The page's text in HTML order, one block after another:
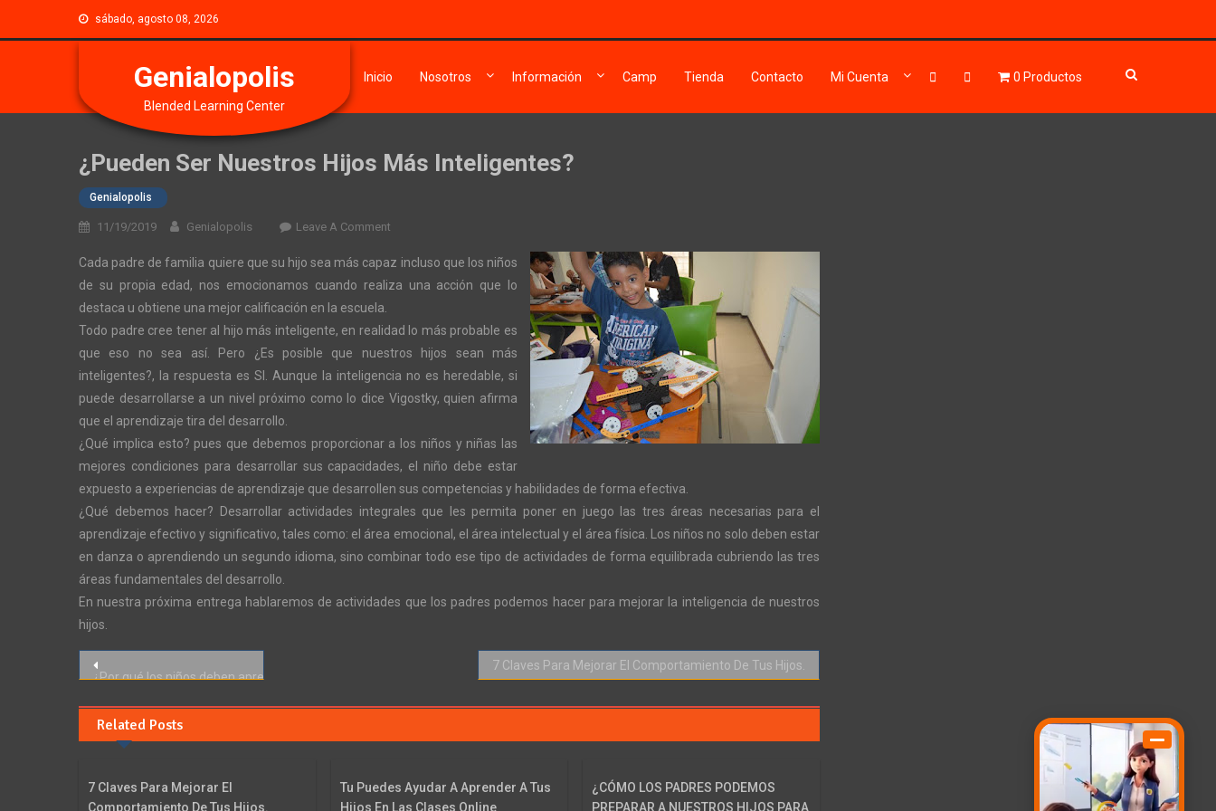
sábado, agosto 08, 2026
Genialopolis
Blended Learning Center
Inicio Nosotros Información Camp Tienda Contacto Mi Cuenta 0 Productos
¿Pueden Ser Nuestros Hijos Más Inteligentes?
Genialopolis
11/19/2019 Genialopolis Leave A Comment
Ser
Nuestros
Más
Inteligentes?
Cada padre de familia quiere que su hijo sea más capaz incluso que los niños
de su propia edad, nos emocionamos cuando realiza una acción que lo
destaca u obtiene una mejor calificación en la escuela.
Todo padre cree tener al hijo más inteligente, en realidad lo más probable es
que eso no sea así. Pero ¿Es posible que nuestros hijos sean más
inteligentes?, la respuesta es SI. Aunque la inteligencia no es heredable, si
puede desarrollarse a un nivel próximo como lo dice Vigostky, quien afirma
que el aprendizaje tira del desarrollo.
¿Qué implica esto? pues que debemos proporcionar a los niños y niñas las
mejores condiciones para desarrollar sus capacidades, el niño debe estar
expuesto a experiencias de aprendizaje que desarrollen sus competencias y habilidades de forma efectiva.
¿Qué debemos hacer? Desarrollar actividades integrales que les permita poner en juego las tres áreas necesarias para el
aprendizaje efectivo y significativo, tales como: el área emocional, el área intelectual y el área física. Los niños no solo deben estar
en danza o aprendiendo un segundo idioma, sino combinar todo ese tipo de actividades de forma equilibrada cubriendo las tres
áreas fundamentales del desarrollo.
En nuestra próxima entrega hablaremos de actividades que los padres podemos hacer para mejorar la inteligencia de nuestros
hijos.
Navegación
de
entradas
¿Por qué los niños deben aprender a trabajar en equipo?
7 Claves Para Mejorar El Comportamiento De Tus Hijos.
Related Posts
7 Claves Para Mejorar El
Comportamiento De Tus Hijos.
Tu Puedes Ayudar A Aprender A Tus
Hijos En Las Clases Online
¿CÓMO LOS PADRES PODEMOS
PREPARAR A NUESTROS HIJOS PARA